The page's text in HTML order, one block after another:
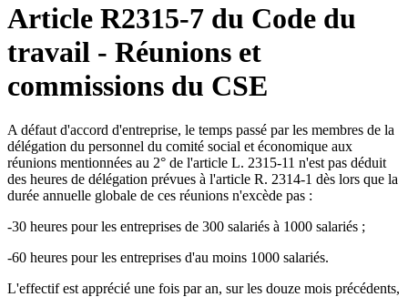
Article R2315-7 du Code du
travail - Réunions et
commissions du CSE
A défaut d'accord d'entreprise, le temps passé par les membres de la
délégation du personnel du comité social et économique aux
réunions mentionnées au 2° de l'article L. 2315-11 n'est pas déduit
des heures de délégation prévues à l'article R. 2314-1 dès lors que la
durée annuelle globale de ces réunions n'excède pas :
-30 heures pour les entreprises de 300 salariés à 1000 salariés ;
-60 heures pour les entreprises d'au moins 1000 salariés.
L'effectif est apprécié une fois par an, sur les douze mois précédents,